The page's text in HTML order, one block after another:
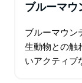
ブルーマウ
ブルーマウン
生動物との触
いアクティブ